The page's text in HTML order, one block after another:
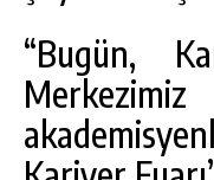
“Bugün,